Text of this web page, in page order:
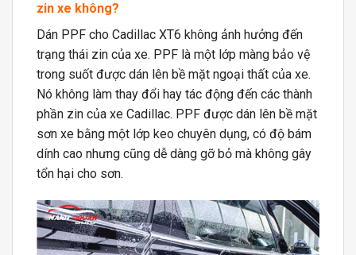
zin xe không?
Dán PPF cho Cadillac XT6 không ảnh hưởng đến
trạng thái zin của xe. PPF là một lớp màng bảo vệ
trong suốt được dán lên bề mặt ngoại thất của xe.
Nó không làm thay đổi hay tác động đến các thành
phần zin của xe Cadillac. PPF được dán lên bề mặt
sơn xe bằng một lớp keo chuyên dụng, có độ bám
dính cao nhưng cũng dễ dàng gỡ bỏ mà không gây
tổn hại cho sơn.